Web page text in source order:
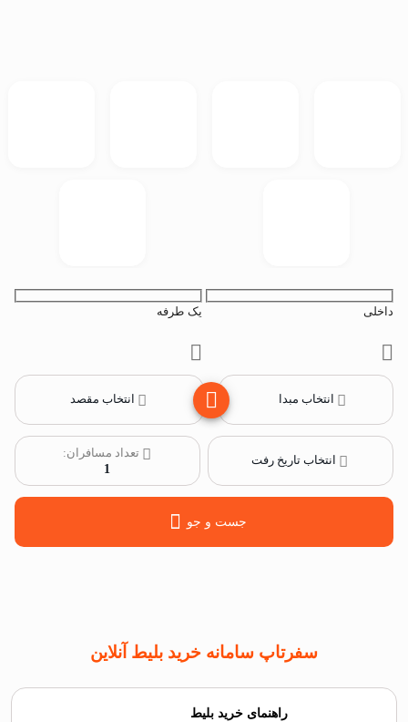
داخلی یک طرفه
انتخاب مبدا انتخاب مقصد
تعداد مسافران:
1
جست و جو
سفرتاپ سامانه خرید بلیط آنلاین
راهنمای خرید بلیط